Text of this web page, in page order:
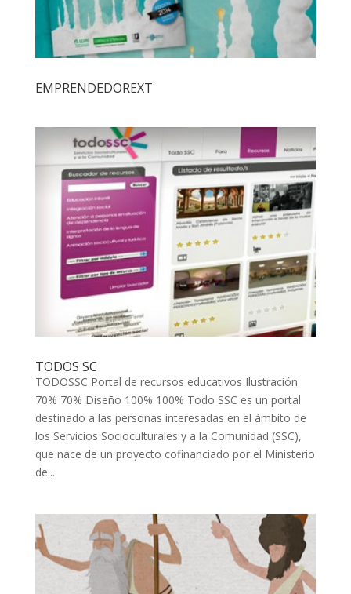
EMPRENDEDOREXT
TODOS SC
TODOSSC Portal de recursos educativos Ilustración
70% 70% Diseño 100% 100% Todo SSC es un portal
destinado a las personas interesadas en el ámbito de
los Servicios Socioculturales y a la Comunidad (SSC),
que nace de un proyecto cofinanciado por el Ministerio
de...